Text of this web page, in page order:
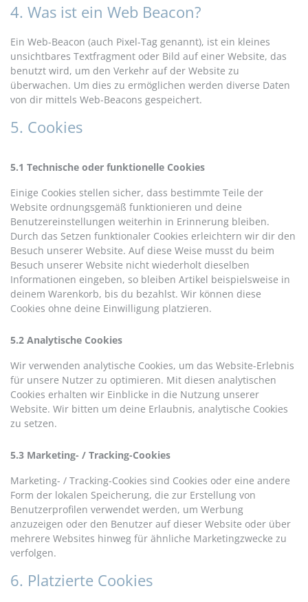
4. Was ist ein Web Beacon?
Ein Web-Beacon (auch Pixel-Tag genannt), ist ein kleines
unsichtbares Textfragment oder Bild auf einer Website, das
benutzt wird, um den Verkehr auf der Website zu
überwachen. Um dies zu ermöglichen werden diverse Daten
von dir mittels Web-Beacons gespeichert.
5. Cookies
5.1 Technische oder funktionelle Cookies
Einige Cookies stellen sicher, dass bestimmte Teile der
Website ordnungsgemäß funktionieren und deine
Benutzereinstellungen weiterhin in Erinnerung bleiben.
Durch das Setzen funktionaler Cookies erleichtern wir dir den
Besuch unserer Website. Auf diese Weise musst du beim
Besuch unserer Website nicht wiederholt dieselben
Informationen eingeben, so bleiben Artikel beispielsweise in
deinem Warenkorb, bis du bezahlst. Wir können diese
Cookies ohne deine Einwilligung platzieren.
5.2 Analytische Cookies
Wir verwenden analytische Cookies, um das Website-Erlebnis
für unsere Nutzer zu optimieren. Mit diesen analytischen
Cookies erhalten wir Einblicke in die Nutzung unserer
Website. Wir bitten um deine Erlaubnis, analytische Cookies
zu setzen.
5.3 Marketing- / Tracking-Cookies
Marketing- / Tracking-Cookies sind Cookies oder eine andere
Form der lokalen Speicherung, die zur Erstellung von
Benutzerprofilen verwendet werden, um Werbung
anzuzeigen oder den Benutzer auf dieser Website oder über
mehrere Websites hinweg für ähnliche Marketingzwecke zu
verfolgen.
6. Platzierte Cookies